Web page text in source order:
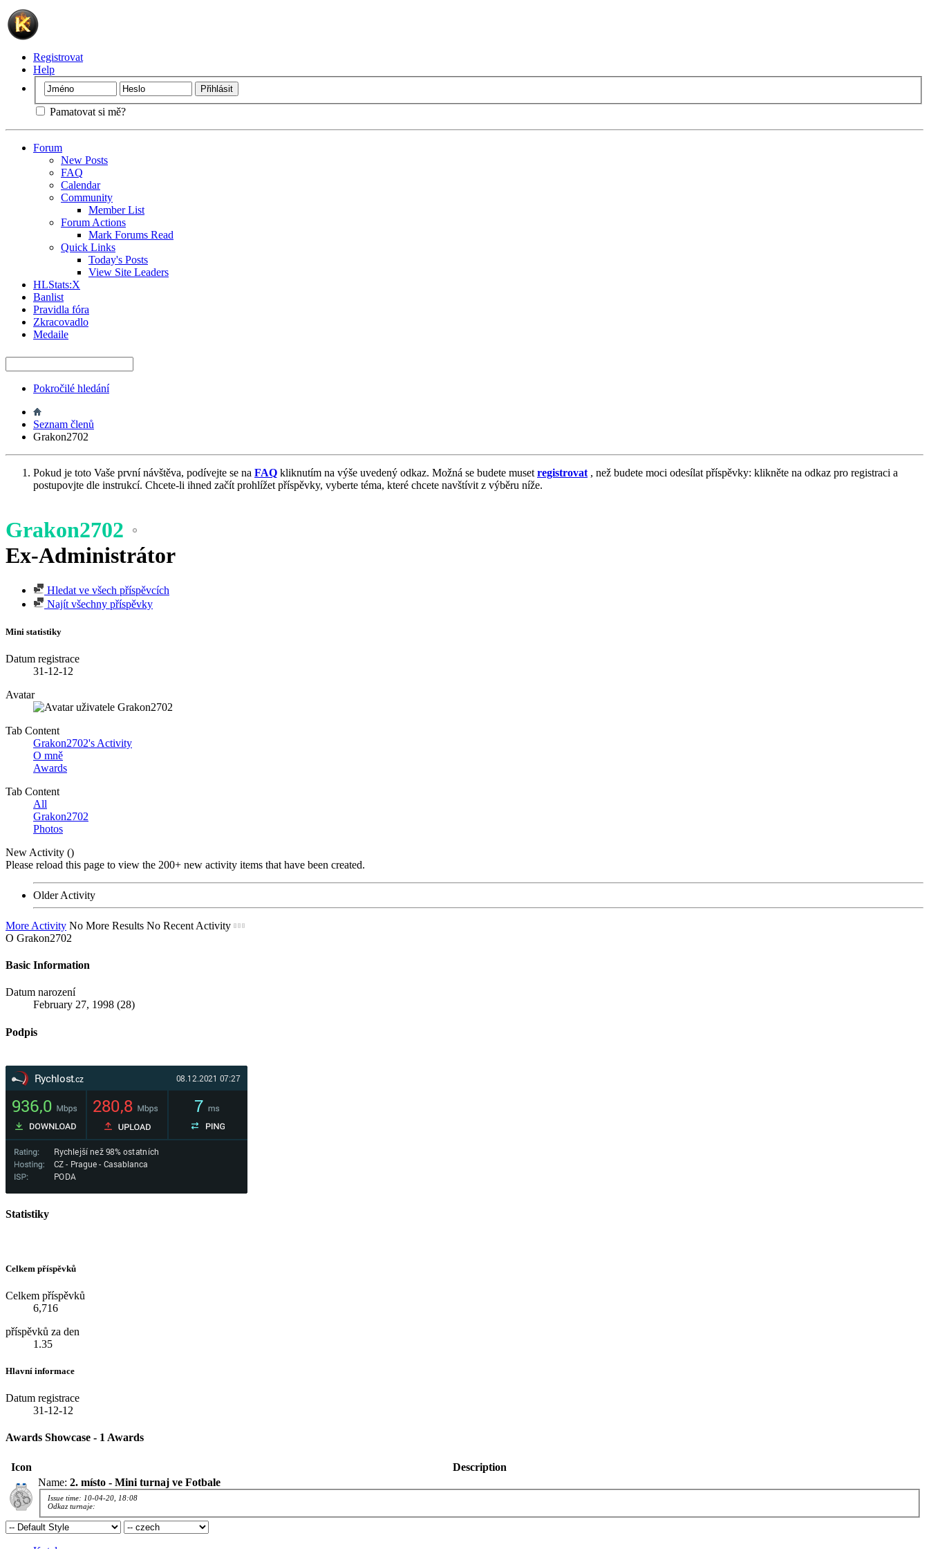
Registrovat
Help
Pamatovat si mě?
Forum
New Posts
FAQ
Calendar
Community
Member List
Forum Actions
Mark Forums Read
Quick Links
Today's Posts
View Site Leaders
HLStats:X
Banlist
Pravidla fóra
Zkracovadlo
Medaile
Pokročilé hledání
Seznam členů
Grakon2702
Pokud je toto Vaše první návštěva, podívejte se na FAQ kliknutím na výše uvedený odkaz. Možná se budete muset registrovat , než budete moci odesílat příspěvky: klikněte na odkaz pro registraci a
postupovjte dle instrukcí. Chcete-li ihned začít prohlížet příspěvky, vyberte téma, které chcete navštívit z výběru níže.
Grakon2702
Ex-Administrátor
Hledat ve všech příspěvcích
Najít všechny příspěvky
Mini statistiky
Datum registrace
31-12-12
Avatar
Tab Content
Grakon2702's Activity
O mně
Awards
Tab Content
All
Grakon2702
Photos
New Activity ()
Please reload this page to view the 200+ new activity items that have been created.
Older Activity
More Activity No More Results No Recent Activity
O Grakon2702
Basic Information
Datum narození
February 27, 1998 (28)
Podpis
Statistiky
Celkem příspěvků
Celkem příspěvků
6,716
příspěvků za den
1.35
Hlavní informace
Datum registrace
31-12-12
Awards Showcase - 1 Awards
Icon
Description
Name: 2. místo - Mini turnaj ve Fotbale
Issue time: 10-04-20, 18:08
Odkaz turnaje: